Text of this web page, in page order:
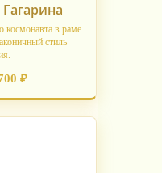
космонавта в раме
стиль
₽